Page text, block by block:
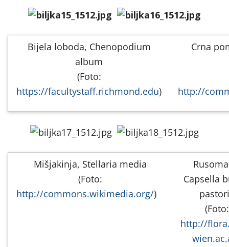
Bijela loboda, Chenopodium
album
(Foto:
https://facultystaff.richmond.edu)
Crna
http://
Mišjakinja, Stellaria media
(Foto:
http://commons.wikimedia.org/)
Capsella
(Foto:
http://